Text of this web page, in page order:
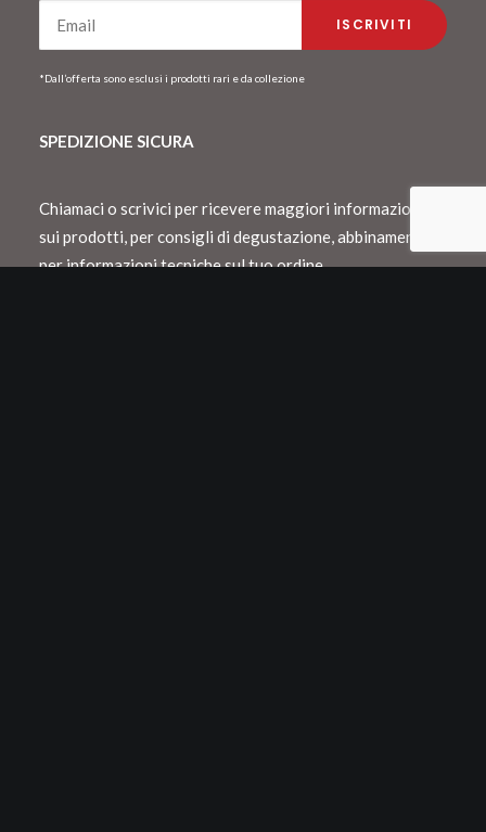
*Dall’offerta sono esclusi i prodotti rari e da collezione
SPEDIZIONE SICURA
Chiamaci o scrivici per ricevere maggiori informazioni
sui prodotti, per consigli di degustazione, abbinamento o
per informazioni tecniche sul tuo ordine.